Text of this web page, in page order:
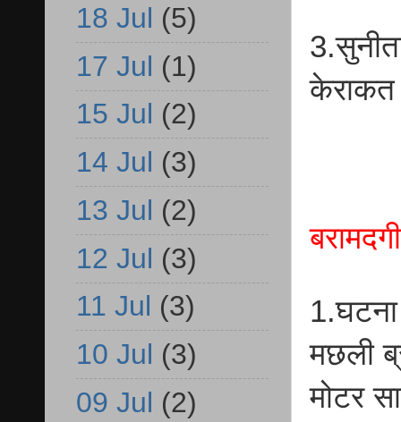
मछली
मोटर
18 Jul (5)
17 Jul (1)
15 Jul (2)
14 Jul (3)
13 Jul (2)
12 Jul (3)
11 Jul (3)
10 Jul (3)
09 Jul (2)